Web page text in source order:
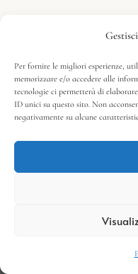
Per fornire le migliori esperienze,
memorizzare e/o accedere alle
tecnologie ci permetterà di
ID unici su questo sito. Non
negativamente su alcune